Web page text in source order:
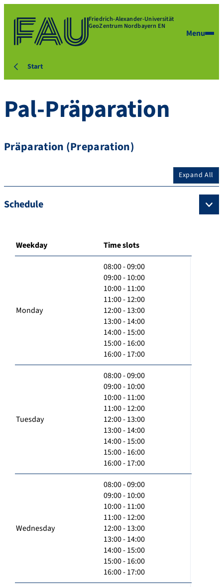
Friedrich-Alexander-Universität
GeoZentrum Nordbayern EN
Menu
Start
Pal-Präparation
Präparation (Preparation)
Expand All
Schedule
Weekday Time slots
Monday
08:00 - 09:00
09:00 - 10:00
10:00 - 11:00
11:00 - 12:00
12:00 - 13:00
13:00 - 14:00
14:00 - 15:00
15:00 - 16:00
16:00 - 17:00
Tuesday
08:00 - 09:00
09:00 - 10:00
10:00 - 11:00
11:00 - 12:00
12:00 - 13:00
13:00 - 14:00
14:00 - 15:00
15:00 - 16:00
16:00 - 17:00
Wednesday
08:00 - 09:00
09:00 - 10:00
10:00 - 11:00
11:00 - 12:00
12:00 - 13:00
13:00 - 14:00
14:00 - 15:00
15:00 - 16:00
16:00 - 17:00